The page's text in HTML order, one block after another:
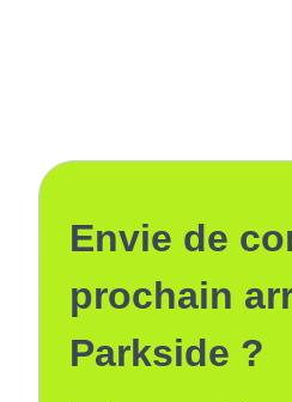
Envie de
prochain
Parkside ?